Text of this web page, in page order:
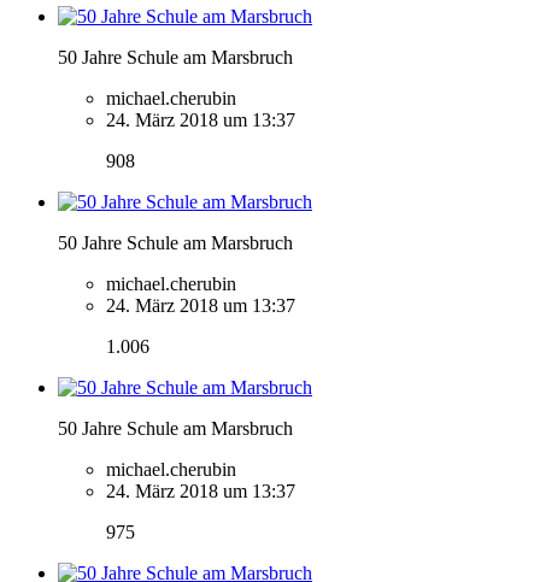
50 Jahre Schule am Marsbruch
michael.cherubin
24. März 2018 um 13:37
908
50 Jahre Schule am Marsbruch
michael.cherubin
24. März 2018 um 13:37
1.006
50 Jahre Schule am Marsbruch
michael.cherubin
24. März 2018 um 13:37
975